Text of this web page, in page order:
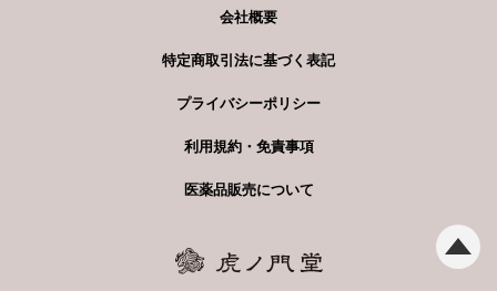
会社概要
特定商取引法に基づく表記
プライバシーポリシー
利用規約・免責事項
医薬品販売について